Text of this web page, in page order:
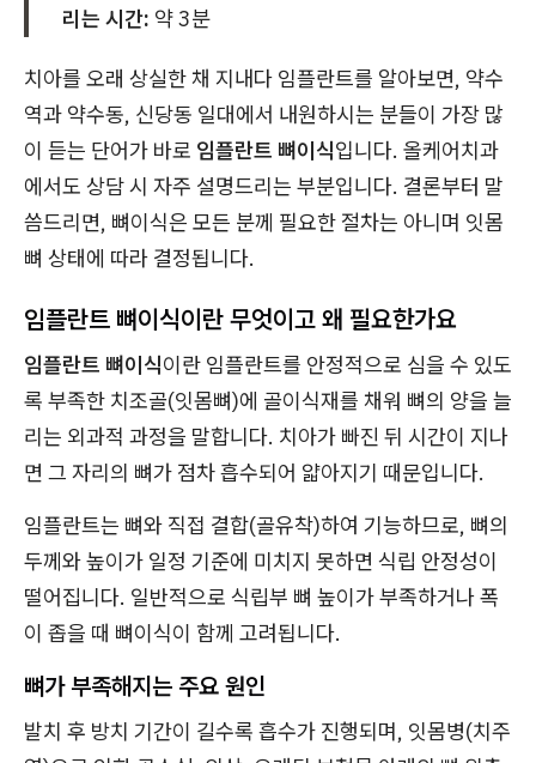
리는 시간: 약 3분
치아를 오래 상실한 채 지내다 임플란트를 알아보면, 약수
역과 약수동, 신당동 일대에서 내원하시는 분들이 가장 많
이 듣는 단어가 바로 임플란트 뼈이식입니다. 올케어치과
에서도 상담 시 자주 설명드리는 부분입니다. 결론부터 말
씀드리면, 뼈이식은 모든 분께 필요한 절차는 아니며 잇몸
뼈 상태에 따라 결정됩니다.
임플란트 뼈이식이란 무엇이고 왜 필요한가요
임플란트 뼈이식이란 임플란트를 안정적으로 심을 수 있도
록 부족한 치조골(잇몸뼈)에 골이식재를 채워 뼈의 양을 늘
리는 외과적 과정을 말합니다. 치아가 빠진 뒤 시간이 지나
면 그 자리의 뼈가 점차 흡수되어 얇아지기 때문입니다.
임플란트는 뼈와 직접 결합(골유착)하여 기능하므로, 뼈의
두께와 높이가 일정 기준에 미치지 못하면 식립 안정성이
떨어집니다. 일반적으로 식립부 뼈 높이가 부족하거나 폭
이 좁을 때 뼈이식이 함께 고려됩니다.
뼈가 부족해지는 주요 원인
발치 후 방치 기간이 길수록 흡수가 진행되며, 잇몸병(치주